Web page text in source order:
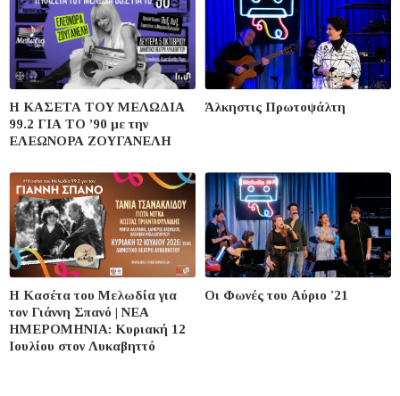
Η ΚΑΣΕΤΑ ΤΟΥ ΜΕΛΩΔΙΑ
99.2 ΓΙΑ ΤΟ ’90 με την
ΕΛΕΩΝΟΡΑ ΖΟΥΓΑΝΕΛΗ
Άλκηστις Πρωτοψάλτη
Η Κασέτα του Μελωδία για
τον Γιάννη Σπανό | ΝΕΑ
ΗΜΕΡΟΜΗΝΙΑ: Κυριακή 12
Ιουλίου στον Λυκαβηττό
Οι Φωνές του Αύριο '21